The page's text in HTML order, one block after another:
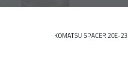
KOMATSU SPACER 20E-